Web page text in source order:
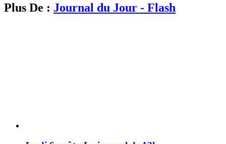
Plus De : Journal du Jour - Flash